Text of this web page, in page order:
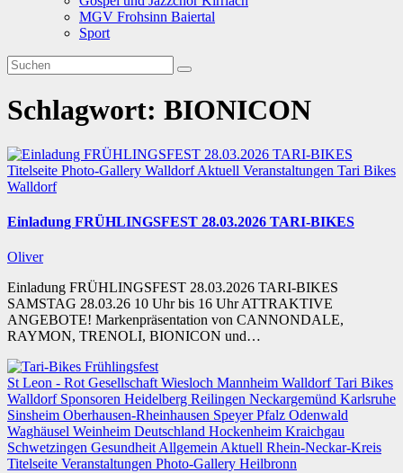
MGV Frohsinn Baiertal
Sport
Schlagwort: BIONICON
Titelseite Photo-Gallery WalldorfAktuell Veranstaltungen Tari Bikes
Walldorf
Einladung FRÜHLINGSFEST 28.03.2026 TARI-BIKES
Oliver
Einladung FRÜHLINGSFEST 28.03.2026 TARI-BIKES
SAMSTAG 28.03.26 10 Uhr bis 16 Uhr ATTRAKTIVE
ANGEBOTE! Markenpräsentation von CANNONDALE,
RAYMON, TRENOLI, BIONICON und…
St Leon - RotGesellschaftWiesloch Mannheim WalldorfTari Bikes
Walldorf Sponsoren Heidelberg Reilingen Neckargemünd Karlsruhe
Sinsheim Oberhausen-Rheinhausen SpeyerPfalz Odenwald
Waghäusel Weinheim Deutschland Hockenheim Kraichgau
Schwetzingen GesundheitAllgemeinAktuell Rhein-Neckar-Kreis
Titelseite Veranstaltungen Photo-Gallery Heilbronn